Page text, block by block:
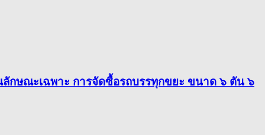
กษณะเฉพาะ การจัดซื้อรถบรรทุกขยะ ขนาด ๖ ตัน ๖